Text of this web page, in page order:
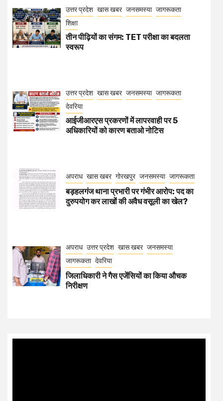
उत्तर प्रदेश खास खबर जनसमस्या जागरूकता
शिक्षा
तीन पीढ़ियों का संगम: TET परीक्षा का बदलता
स्वरूप
उत्तर प्रदेश खास खबर जनसमस्या जागरूकता
देवरिया
आईजीआरएस प्रकरणों में लापरवाही पर 5
अधिकारियों को कारण बताओ नोटिस
अपराध खास खबर गोरखपुर जनसमस्या जागरूकता
बड़हलगंज थाना प्रभारी पर गंभीर आरोप: पद का
दुरुपयोग कर लाखों की अवैध वसूली का खेल?
अपराध उत्तर प्रदेश खास खबर जनसमस्या
जागरूकता देवरिया
जिलाधिकारी ने गैस एजेंसियों का किया औचक
निरीक्षण